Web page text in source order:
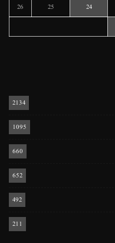
24
25
26
2134
1095
660
652
492
211